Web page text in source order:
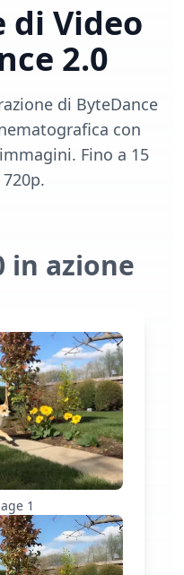
di Video
2.0
di ByteDance
con
Fino a 15
in azione
1